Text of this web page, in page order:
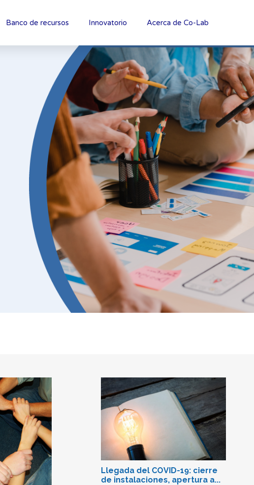
Banco de recursos Innovatorio Acerca de Co-Lab
Llegada del COVID-19: cierre
de instalaciones, apertura a...